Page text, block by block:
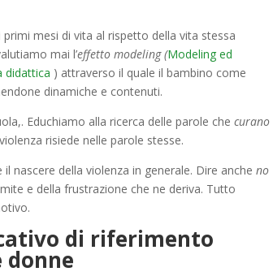
primi mesi di vita al rispetto della vita stessa
mai l’effetto modeling (Modeling ed
didattica ) attraverso il quale il bambino come
dinamiche e contenuti.
Educhiamo alla ricerca delle parole checurano
risiede nelle parole stesse.
nascere della violenza in generale. Dire ancheno
e della frustrazione che ne deriva. Tutto
di riferimento
donne